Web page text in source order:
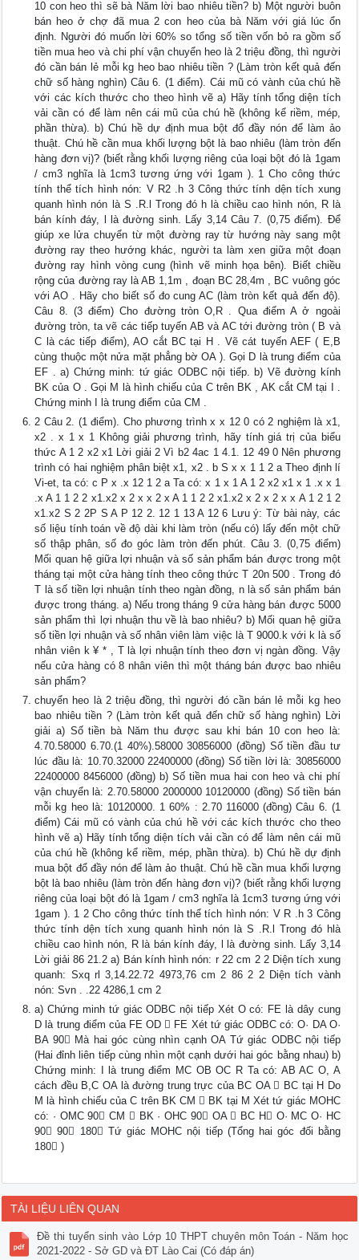
10 con heo thì sẽ bà Năm lời bao nhiêu tiền? b) Một người buôn
bán heo ở chợ đã mua 2 con heo của bà Năm với giá lúc ổn
định. Người đó muốn lời 60% so tổng số tiền vốn bỏ ra gồm số
tiền mua heo và chi phí vận chuyển heo là 2 triệu đồng, thì người
đó cần bán lẻ mỗi kg heo bao nhiêu tiền ? (Làm tròn kết quả đến
chữ số hàng nghìn) Câu 6. (1 điểm). Cái mũ có vành của chú hề
với các kích thước cho theo hình vẽ a) Hãy tính tổng diện tích
vải cần có để làm nên cái mũ của chú hề (không kể riềm, mép,
phần thừa). b) Chú hề dự định mua bột đổ đầy nón để làm ảo
thuật. Chú hề cần mua khối lượng bột là bao nhiêu (làm tròn đến
hàng đơn vị)? (biết rằng khối lượng riêng của loại bột đó là 1gam
/ cm3 nghĩa là 1cm3 tương ứng với 1gam ). 1 Cho công thức
tính thể tích hình nón: V R2 .h 3 Công thức tính dện tích xung
quanh hình nón là S .R.l Trong đó h là chiều cao hình nón, R là
bán kính đáy, l là đường sinh. Lấy 3,14 Câu 7. (0,75 điểm). Để
giúp xe lửa chuyển từ một đường ray từ hướng này sang một
đường ray theo hướng khác, người ta làm xen giữa một đoạn
đường ray hình vòng cung (hình vẽ minh họa bên). Biết chiều
rộng của đường ray là AB 1,1m , đoạn BC 28,4m , BC vuông góc
với AO . Hãy cho biết số đo cung AC (làm tròn kết quả đến độ).
Câu 8. (3 điểm) Cho đường tròn O,R . Qua điểm A ở ngoài
đường tròn, ta vẽ các tiếp tuyến AB và AC tới đường tròn ( B và
C là các tiếp điểm), AO cắt BC tại H . Vẽ cát tuyến AEF ( E,B
cùng thuộc một nửa mặt phẳng bờ OA ). Gọi D là trung điểm của
EF . a) Chứng minh: tứ giác ODBC nội tiếp. b) Vẽ đường kính
BK của O . Gọi M là hình chiếu của C trên BK , AK cắt CM tại I .
Chứng minh I là trung điểm của CM .
2 Câu 2. (1 điểm). Cho phương trình x x 12 0 có 2 nghiệm là x1,
x2 . x 1 x 1 Không giải phương trình, hãy tính giá trị của biểu
thức A 1 2 x2 x1 Lời giải 2 Vì b2 4ac 1 4.1. 12 49 0 Nên phương
trình có hai nghiệm phân biệt x1, x2 . b S x x 1 1 2 a Theo định lí
Vi-et, ta có: c P x .x 12 1 2 a Ta có: x 1 x 1 A 1 2 x2 x1 x 1 .x x 1
.x A 1 1 2 2 x1.x2 x 2 x x 2 x A 1 1 2 2 x1.x2 x 2 x 2 x x A 1 2 1 2
x1.x2 S 2 2P S A P 12 2. 12 1 13 A 12 6 Lưu ý: Từ bài này, các
số liệu tính toán về độ dài khi làm tròn (nếu có) lấy đến một chữ
số thập phân, số đo góc làm tròn đến phút. Câu 3. (0,75 điểm)
Mối quan hệ giữa lợi nhuận và số sản phẩm bán được trong một
tháng tại một cửa hàng tính theo công thức T 20n 500 . Trong đó
T là số tiền lợi nhuận tính theo ngàn đồng, n là số sản phẩm bán
được trong tháng. a) Nếu trong tháng 9 cửa hàng bán được 5000
sản phẩm thì lợi nhuận thu về là bao nhiêu? b) Mối quan hệ giữa
số tiền lợi nhuận và số nhân viên làm việc là T 9000.k với k là số
nhân viên k ¥ * , T là lợi nhuận tính theo đơn vị ngàn đồng. Vậy
nếu cửa hàng có 8 nhân viên thì một tháng bán được bao nhiêu
sản phẩm?
chuyển heo là 2 triệu đồng, thì người đó cần bán lẻ mỗi kg heo
bao nhiêu tiền ? (Làm tròn kết quả đến chữ số hàng nghìn) Lời
giải a) Số tiền bà Năm thu được sau khi bán 10 con heo là:
4.70.58000 6.70.(1 40%).58000 30856000 (đồng) Số tiền đầu tư
lúc đầu là: 10.70.32000 22400000 (đồng) Số tiền lời là: 30856000
22400000 8456000 (đồng) b) Số tiền mua hai con heo và chi phí
vận chuyển là: 2.70.58000 2000000 10120000 (đồng) Số tiền bán
mỗi kg heo là: 10120000. 1 60% : 2.70 116000 (đồng) Câu 6. (1
điểm) Cái mũ có vành của chú hề với các kích thước cho theo
hình vẽ a) Hãy tính tổng diện tích vải cần có để làm nên cái mũ
của chú hề (không kể riềm, mép, phần thừa). b) Chú hề dự định
mua bột đổ đầy nón để làm ảo thuật. Chú hề cần mua khối lượng
bột là bao nhiêu (làm tròn đến hàng đơn vị)? (biết rằng khối lượng
riêng của loại bột đó là 1gam / cm3 nghĩa là 1cm3 tương ứng với
1gam ). 1 2 Cho công thức tính thể tích hình nón: V R .h 3 Công
thức tính dện tích xung quanh hình nón là S .R.l Trong đó hlà
chiều cao hình nón, R là bán kính đáy, l là đường sinh. Lấy 3,14
Lời giải 86 21.2 a) Bán kính hình nón: r 22 cm 2 2 Diện tích xung
quanh: Sxq rl 3,14.22.72 4973,76 cm 2 86 2 2 Diện tích vành
nón: Svn . .22 4286,1 cm 2
a) Chứng minh tứ giác ODBC nội tiếp Xét O có: FE là dây cung
D là trung điểm của FE OD  FE Xét tứ giác ODBC có: O· DA O·
BA 90 Mà hai góc cùng nhìn cạnh OA Tứ giác ODBC nội tiếp
(Hai đỉnh liên tiếp cùng nhìn một cạnh dưới hai góc bằng nhau) b)
Chứng minh: I là trung điểm MC OB OC R Ta có: AB AC O, A
cách đều B,C OA là đường trung trực của BC OA  BC tại H Do
M là hình chiếu của C trên BK CM  BK tại M Xét tứ giác MOHC
có: · OMC 90 CM  BK · OHC 90 OA  BC H O· MC O· HC
90 90 180 Tứ giác MOHC nội tiếp (Tổng hai góc đối bằng
180 )
TÀI LIỆU LIÊN QUAN
Đề thi tuyển sinh vào Lớp 10 THPT chuyên môn Toán - Năm học
2021-2022 - Sở GD và ĐT Lào Cai (Có đáp án)